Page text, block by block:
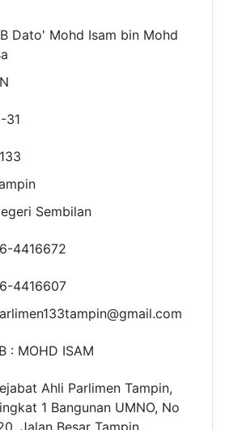
Dato' Mohd Isam bin Mohd
31
Sembilan
4416672
4416607
: MOHD ISAM
Ahli Parlimen Tampin,
1 Bangunan UMNO, No
Jalan Besar Tampin,